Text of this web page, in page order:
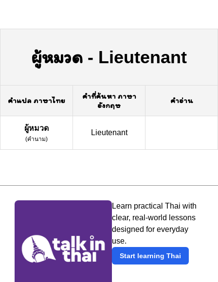
ผู้หมวด - Lieutenant
คำแปล ภาษาไทย
คำที่ค้นหา ภาษา
อังกฤษ
คำอ่าน
ผู้หมวด
(คำนาม)
Lieutenant
Learn practical Thai with
clear, real-world lessons
designed for everyday
use.
Start learning Thai